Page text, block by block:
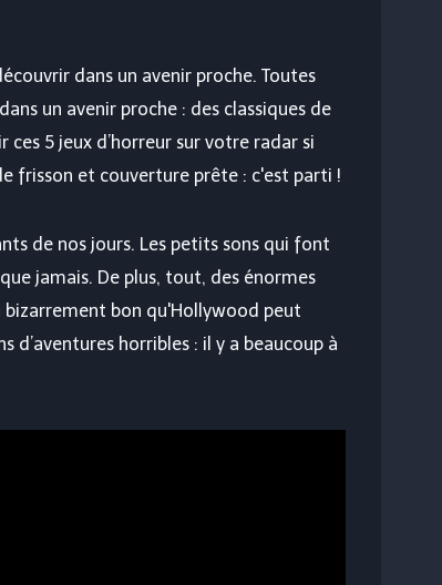
dans un avenir proche. Toutes
un avenir proche : des classiques de
5 jeux d’horreur sur votre radar si
frisson et couverture prête : c'est parti !
de nos jours. Les petits sons qui font
jamais. De plus, tout, des énormes
bizarrement bon qu'Hollywood peut
d’aventures horribles : il y a beaucoup à